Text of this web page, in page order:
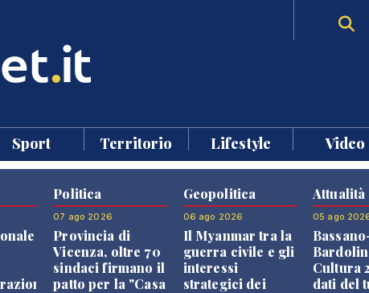
Sport Territorio Lifestyle Video
Politica
07 ago 2026
Provincia di
Vicenza, oltre 70
sindaci firmano il
patto per la "Casa
Geopolitica
06 ago 2026
Il Myanmar tra la
guerra civile e gli
interessi
strategici dei
Attualità
05 ago
Cultura
dati del